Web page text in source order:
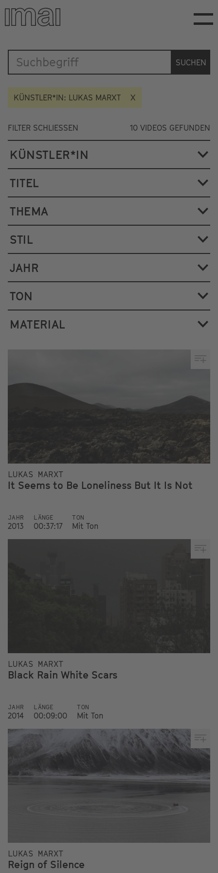
Direkt
zum
Inhalt
Katalog
SUCHEN
KÜNSTLER*IN: LUKAS MARXT
FILTER SCHLIESSEN 10 VIDEOS GEFUNDEN
KÜNSTLER*IN
TITEL
THEMA
STIL
JAHR
TON
MATERIAL
LUKAS MARXT
It Seems to Be Loneliness But It Is Not
JAHR
2013
LÄNGE
00:37:17
TON
Mit Ton
LUKAS MARXT
Black Rain White Scars
JAHR
2014
LÄNGE
00:09:00
TON
Mit Ton
LUKAS MARXT
Reign of Silence